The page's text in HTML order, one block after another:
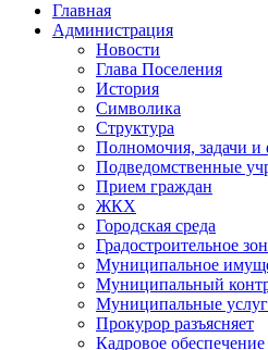
Главная
Администрация
Новости
Глава Поселения
История
Символика
Структура
Полномочия, задачи
Подведомственные
Прием граждан
ЖКХ
Городская среда
Градостроительное
Муниципальное
Муниципальный
Муниципальные
Прокурор разъясняет
Кадровое обеспечение